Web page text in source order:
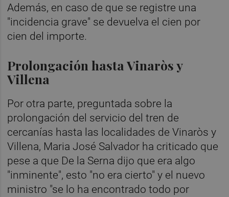
Además, en caso de que se registre una
"incidencia grave" se devuelva el cien por
cien del importe.
Prolongación hasta Vinaròs y
Villena
Por otra parte, preguntada sobre la
prolongación del servicio del tren de
cercanías hasta las localidades de Vinaròs y
Villena, Maria José Salvador ha criticado que
pese a que De la Serna dijo que era algo
"inminente", esto "no era cierto" y el nuevo
ministro "se lo ha encontrado todo por